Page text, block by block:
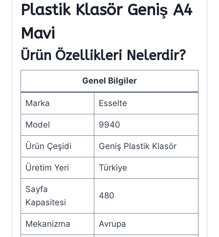
Plastik Klasör Geniş A4
Mavi
Ürün Özellikleri Nelerdir?
Genel Bilgiler
Marka Esselte
Model 9940
Ürün Çeşidi Geniş Plastik Klasör
Üretim Yeri Türkiye
Sayfa
Kapasitesi
480
Mekanizma Avrupa